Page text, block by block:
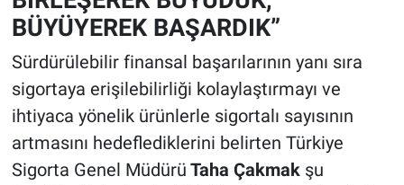
BÜYÜYEREK BAŞARDIK”
Sürdürülebilir finansal başarılarının yanı sıra
sigortaya erişilebilirliği kolaylaştırmayı ve
ihtiyaca yönelik ürünlerle sigortalı sayısının
artmasını hedeflediklerini belirten Türkiye
Sigorta Genel Müdürü Taha Çakmakşu